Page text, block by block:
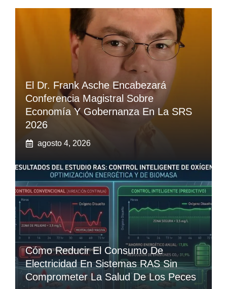
El Dr. Frank Asche Encabezará
Conferencia Magistral Sobre
Economía Y Gobernanza En La SRS
2026
agosto 4, 2026
Cómo Reducir El Consumo De
Electricidad En Sistemas RAS Sin
Comprometer La Salud De Los Peces